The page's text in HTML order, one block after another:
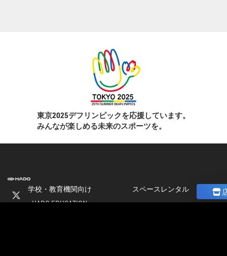
東京2025デフリンピックを応援しています。
みんなが楽しめる未来のスポーツを。
学校・教育機関向け
HADO EDUCATION
スペースレンタル